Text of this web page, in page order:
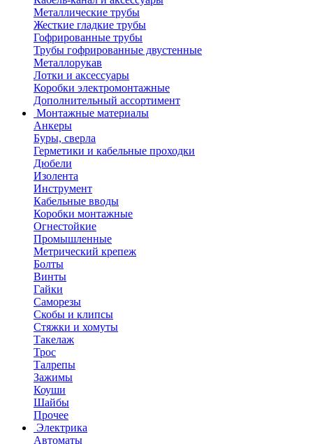
Металлические трубы
Жесткие гладкие трубы
Гофрированные трубы
Трубы гофрированные двустенные
Металлорукав
Лотки и аксессуары
Коробки электромонтажные
Дополнительный ассортимент
Монтажные материалы
Анкеры
Буры, сверла
Герметики и кабельные проходки
Дюбели
Изолента
Инструмент
Кабельные вводы
Коробки монтажные
Огнестойкие
Промышленные
Метрический крепеж
Болты
Винты
Гайки
Саморезы
Скобы и клипсы
Стяжки и хомуты
Такелаж
Трос
Талрепы
Зажимы
Коуши
Шайбы
Прочее
Электрика
Автоматы